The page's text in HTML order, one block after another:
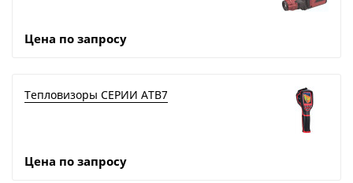
Цена по запросу
Тепловизоры СЕРИИ ATB7
Цена по запросу